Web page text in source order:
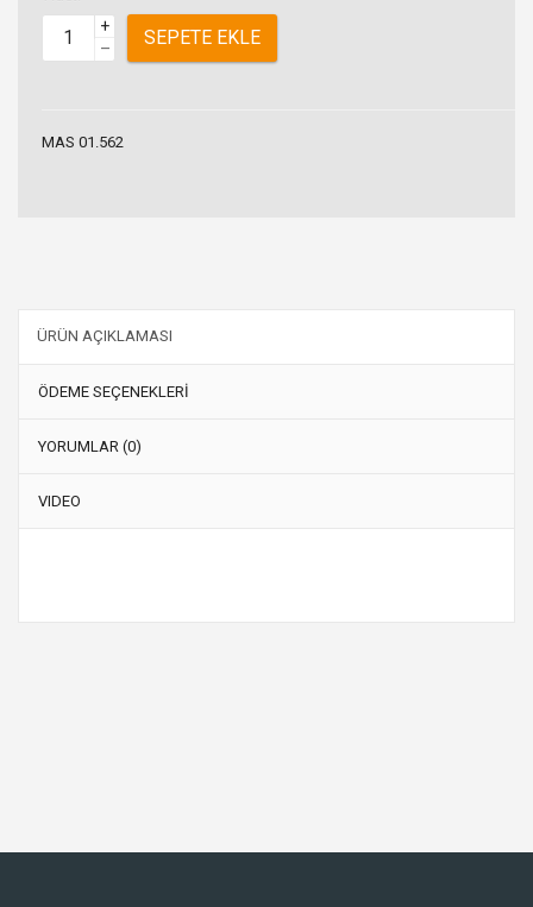
+
–
SEPETE EKLE
MAS 01.562
ÜRÜN AÇIKLAMASI
ÖDEME SEÇENEKLERİ
YORUMLAR (0)
VIDEO